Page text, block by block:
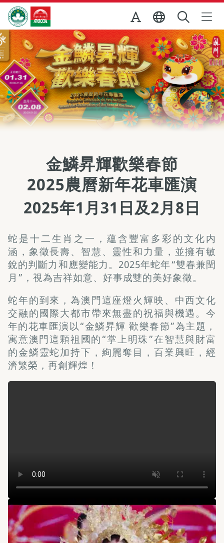
跳至主内容
澳門特別行政區政府旅遊局
金鱗昇輝歡樂春節
2025農曆新年花車匯演
2025年1月31日及2月8日
蛇是十二生肖之一，蘊含豐富多彩的文化内
涵，象徵長壽、智慧、靈性和力量，並擁有敏
銳的判斷力和應變能力。2025年蛇年“雙春兼閏
月”，視為吉祥如意、好事成雙的美好象徵。
蛇年的到來，為澳門這座燈火輝映、中西文化
交融的國際大都市帶來無盡的祝福與機遇。今
年的花車匯演以“金鱗昇輝 歡樂春節”為主題，
寓意澳門這顆祖國的“掌上明珠”在智慧與財富
的金鱗靈蛇加持下，絢麗奪目，百業興旺，經
濟繁榮，再創輝煌！